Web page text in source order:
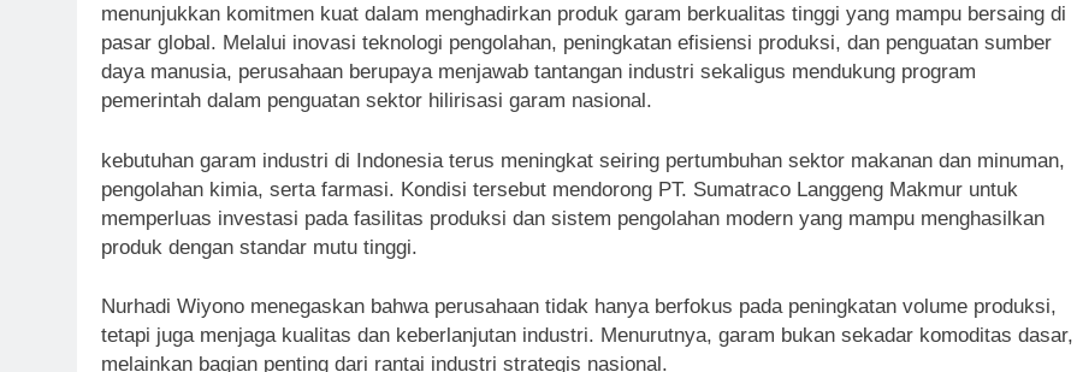
menunjukkan komitmen kuat dalam menghadirkan produk garam berkualitas tinggi yang mampu bersaing di
pasar global. Melalui inovasi teknologi pengolahan, peningkatan efisiensi produksi, dan penguatan sumber
daya manusia, perusahaan berupaya menjawab tantangan industri sekaligus mendukung program
pemerintah dalam penguatan sektor hilirisasi garam nasional.
kebutuhan garam industri di Indonesia terus meningkat seiring pertumbuhan sektor makanan dan minuman,
pengolahan kimia, serta farmasi. Kondisi tersebut mendorong PT. Sumatraco Langgeng Makmur untuk
memperluas investasi pada fasilitas produksi dan sistem pengolahan modern yang mampu menghasilkan
produk dengan standar mutu tinggi.
Nurhadi Wiyono menegaskan bahwa perusahaan tidak hanya berfokus pada peningkatan volume produksi,
tetapi juga menjaga kualitas dan keberlanjutan industri. Menurutnya, garam bukan sekadar komoditas dasar,
melainkan bagian penting dari rantai industri strategis nasional.